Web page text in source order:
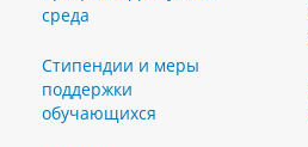
среда
Стипендии и меры
поддержки
обучающихся